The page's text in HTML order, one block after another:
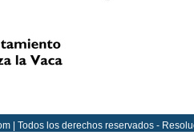
| Todos los derechos reservados -